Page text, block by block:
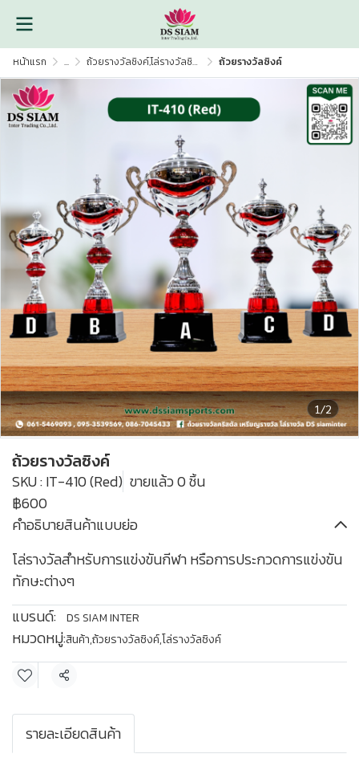
หน้าแรก ... ถ้วยรางวัลซิงค์,โล่รางวัลซิงค์ ถ้วยรางวัลซิงค์
1/2
ถ้วยรางวัลซิงค์
SKU : IT-410 (Red) ขายแล้ว 0 ชิ้น
฿600
คำอธิบายสินค้าแบบย่อ
โล่รางวัลสำหรับการแข่งขันกีฬา หรือการประกวดการแข่งขัน
ทักษะต่างๆ
แบรนด์:
DS SIAM INTER
หมวดหมู่:สินค้า,ถ้วยรางวัลซิงค์,โล่รางวัลซิงค์
แชร์
รายละเอียดสินค้า